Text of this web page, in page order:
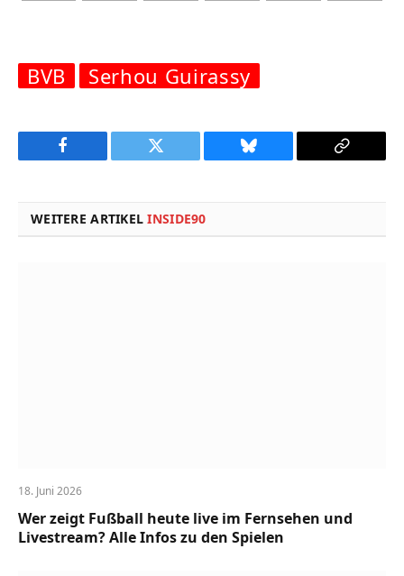
BVB Serhou Guirassy
Facebook Twitter Bluesky
Copy
WEITERE ARTIKELINSIDE90
18. Juni 2026
Wer zeigt Fußball heute live im Fernsehen und
Livestream? Alle Infos zu den Spielen